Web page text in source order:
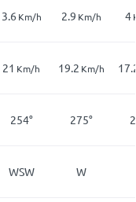
3.6 Km/h 2.9 Km/h 4
21 Km/h 19.2 Km/h
254° 275°
WSW W